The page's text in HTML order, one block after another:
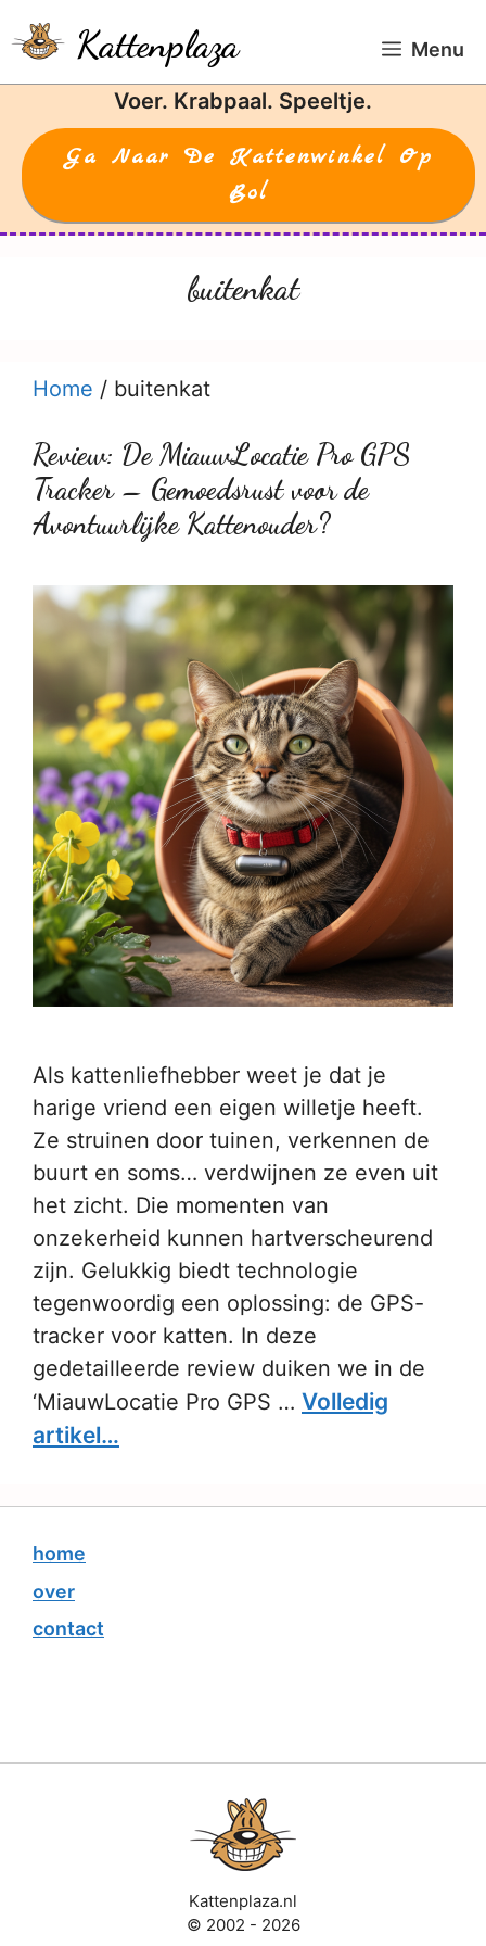
naar
de
Kattenplaza Menu
Voer. Krabpaal. Speeltje.
Ga Naar De Kattenwinkel Op
Bol
buitenkat
Home / buitenkat
Review: De MiauwLocatie Pro GPS
Tracker – Gemoedsrust voor de
Avontuurlijke Kattenouder?
Als kattenliefhebber weet je dat je
harige vriend een eigen willetje heeft.
Ze struinen door tuinen, verkennen de
buurt en soms… verdwijnen ze even uit
het zicht. Die momenten van
onzekerheid kunnen hartverscheurend
zijn. Gelukkig biedt technologie
tegenwoordig een oplossing: de GPS-
tracker voor katten. In deze
gedetailleerde review duiken we in de
‘MiauwLocatie Pro GPS … Volledig
artikel…
home
over
contact
Kattenplaza.nl
© 2002 - 2026